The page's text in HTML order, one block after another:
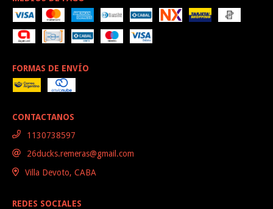
FORMAS DE ENVÍO
CONTACTANOS
1130738597
26ducks.remeras@gmail.com
Villa Devoto, CABA
REDES SOCIALES